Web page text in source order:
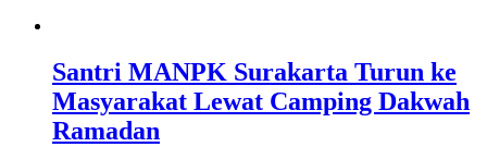
Santri MANPK Surakarta Turun ke
Masyarakat Lewat Camping Dakwah
Ramadan